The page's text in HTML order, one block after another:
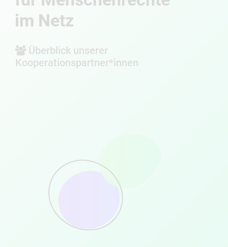
Überblick unserer
Kooperationspartner*innen
im Netz